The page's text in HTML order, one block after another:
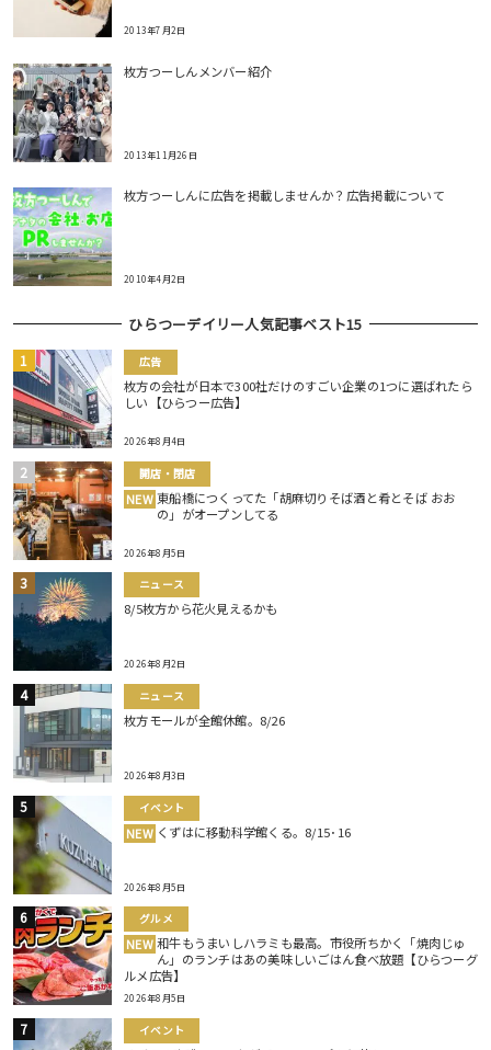
2013年7月2日
枚方つーしんメンバー紹介
2013年11月26日
枚方つーしんに広告を掲載しませんか？広告掲載について
2010年4月2日
ひらつーデイリー人気記事ベスト15
広告
枚方の会社が日本で300社だけのすごい企業の1つに選ばれたら
しい【ひらつー広告】
2026年8月4日
開店・閉店
NEW 東船橋につくってた「胡麻切りそば酒と肴とそば おお
の」がオープンしてる
2026年8月5日
ニュース
8/5枚方から花火見えるかも
2026年8月2日
ニュース
枚方モールが全館休館。8/26
2026年8月3日
イベント
NEW くずはに移動科学館くる。8/15･16
2026年8月5日
グルメ
NEW 和牛もうまいしハラミも最高。市役所ちかく「焼肉じゅ
ん」のランチはあの美味しいごはん食べ放題【ひらつーグ
ルメ広告】
2026年8月5日
イベント